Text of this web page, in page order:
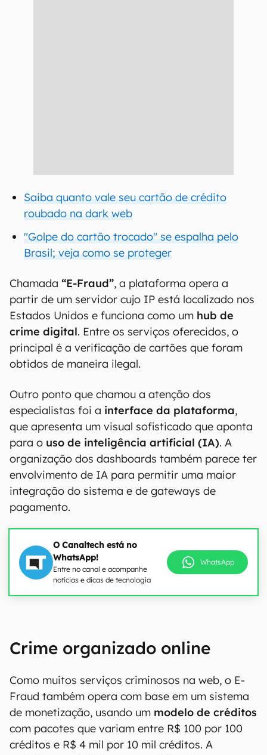
Saiba quanto vale seu cartão de crédito
roubado na dark web
"Golpe do cartão trocado" se espalha pelo
Brasil; veja como se proteger
Chamada “E-Fraud”, a plataforma opera a
partir de um servidor cujo IP está localizado nos
Estados Unidos e funciona como um hub de
crime digital. Entre os serviços oferecidos, o
principal é a verificação de cartões que foram
obtidos de maneira ilegal.
Outro ponto que chamou a atenção dos
especialistas foi a interface da plataforma,
que apresenta um visual sofisticado que aponta
para o uso de inteligência artificial (IA). A
organização dos dashboards também parece ter
envolvimento de IA para permitir uma maior
integração do sistema e de gateways de
pagamento.
O Canaltech está no
WhatsApp!
Entre no canal e acompanhe
notícias e dicas de tecnologia
WhatsApp